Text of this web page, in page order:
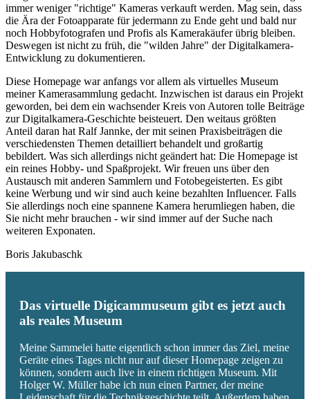
immer weniger "richtige" Kameras verkauft werden. Mag sein, dass
die Ära der Fotoapparate für jedermann zu Ende geht und bald nur
noch Hobbyfotografen und Profis als Kamerakäufer übrig bleiben.
Deswegen ist nicht zu früh, die "wilden Jahre" der Digitalkamera-
Entwicklung zu dokumentieren.
Diese Homepage war anfangs vor allem als virtuelles Museum
meiner Kamerasammlung gedacht. Inzwischen ist daraus ein Projekt
geworden, bei dem ein wachsender Kreis von Autoren tolle Beiträge
zur Digitalkamera-Geschichte beisteuert. Den weitaus größten
Anteil daran hat Ralf Jannke, der mit seinen Praxisbeiträgen die
verschiedensten Themen detailliert behandelt und großartig
bebildert. Was sich allerdings nicht geändert hat: Die Homepage ist
ein reines Hobby- und Spaßprojekt. Wir freuen uns über den
Austausch mit anderen Sammlern und Fotobegeisterten. Es gibt
keine Werbung und wir sind auch keine bezahlten Influencer. Falls
Sie allerdings noch eine spannene Kamera herumliegen haben, die
Sie nicht mehr brauchen - wir sind immer auf der Suche nach
weiteren Exponaten.
Boris Jakubaschk
Das virtuelle Digicammuseum gibt es jetzt auch
als reales Museum
Meine Sammelei hatte eigentlich schon immer das Ziel, meine
Geräte eines Tages nicht nur auf dieser Homepage zeigen zu
können, sondern auch live in einem richtigen Museum. Mit
Holger W. Müller habe ich nun einen Partner, der meine